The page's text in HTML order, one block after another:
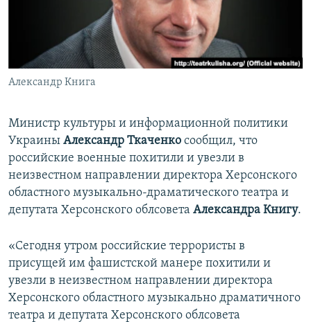
ПОБЕДИТЕЛЕЙ НЕ СУДЯТ?
КРЫМ.НЕПОКОРЕННЫЙ
ELIFBE
УКРАИНСКАЯ ПРОБЛЕМА КРЫМА
Александр Книга
Министр культуры и информационной политики
Украины Александр Ткаченко сообщил, что
российские военные похитили и увезли в
неизвестном направлении директора Херсонского
областного музыкально-драматического театра и
депутата Херсонского облсовета Александра Книгу.
«Сегодня утром российские террористы в
присущей им фашистской манере похитили и
увезли в неизвестном направлении директора
Херсонского областного музыкально драматичного
театра и депутата Херсонского облсовета